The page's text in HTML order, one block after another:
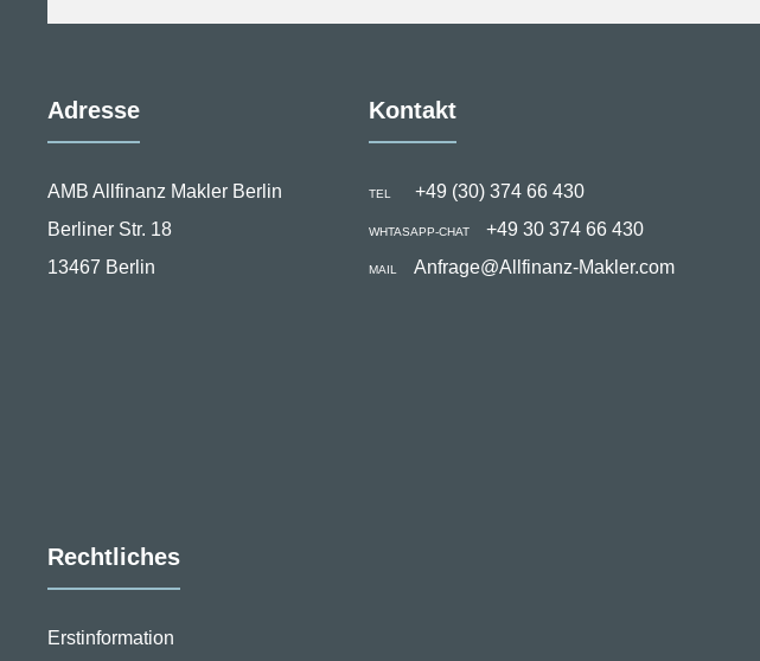
Adresse
AMB Allfinanz Makler Berlin
Berliner Str. 18
13467 Berlin
Kontakt
TEL +49 (30) 374 66 430
WHTASAPP-CHAT +49 30 374 66 430
MAIL Anfrage@Allfinanz-Makler.com
Rechtliches
Erstinformation